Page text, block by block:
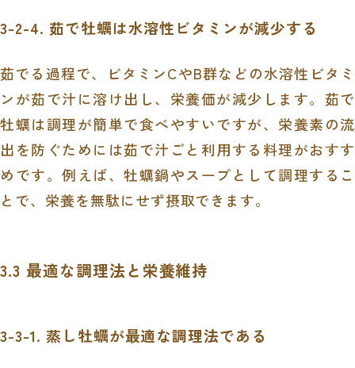
3-2-4. 茹で牡蠣は水溶性ビタミンが減少する
茹でる過程で、ビタミンCやB群などの水溶性ビタミ
ンが茹で汁に溶け出し、栄養価が減少します。茹で
牡蠣は調理が簡単で食べやすいですが、栄養素の流
出を防ぐためには茹で汁ごと利用する料理がおすす
めです。例えば、牡蠣鍋やスープとして調理するこ
とで、栄養を無駄にせず摂取できます。
3.3 最適な調理法と栄養維持
3-3-1. 蒸し牡蠣が最適な調理法である